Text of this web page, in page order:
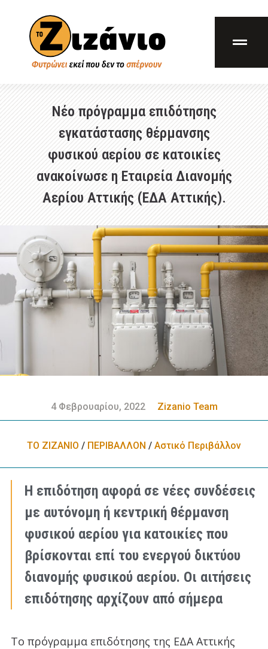
Νέο πρόγραμμα επιδότησης
εγκατάστασης θέρμανσης
φυσικού αερίου σε κατοικίες
ανακοίνωσε η Εταιρεία Διανομής
Αερίου Αττικής (ΕΔΑ Αττικής).
4 Φεβρουαρίου, 2022 Zizanio Team
ΤΟ ΖΙΖΑΝΙΟ / ΠΕΡΙΒΑΛΛΟΝ / Αστικό Περιβάλλον
Η επιδότηση αφορά σε νέες συνδέσεις
με αυτόνομη ή κεντρική θέρμανση
φυσικού αερίου για κατοικίες που
βρίσκονται επί του ενεργού δικτύου
διανομής φυσικού αερίου. Οι αιτήσεις
επιδότησης αρχίζουν από σήμερα
Το πρόγραμμα επιδότησης της ΕΔΑ Αττικής